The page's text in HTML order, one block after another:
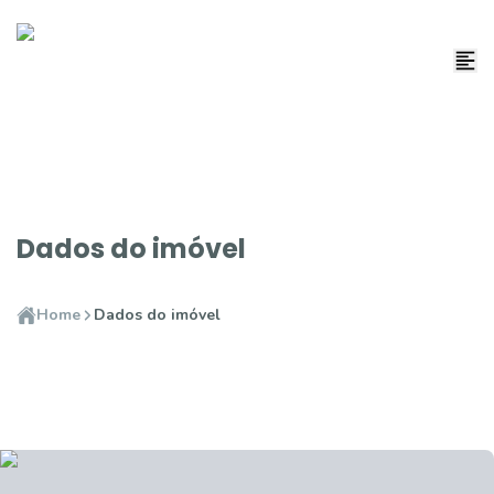
Dados do imóvel
Home Dados do imóvel